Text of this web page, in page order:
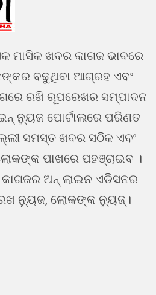
ମାସିକ ଖବର କାଗଜ ଭାବରେ
ବଢୁଥିବା ଆଗ୍ରହ ଏବଂ
ରଖି ରୂପରେଖର ସମ୍ପାଦନ
ନ୍ୟୁଜ ପୋର୍ଟାଲରେ ପରିଣତ
ସମସ୍ତ ଖବର ସଠିକ ଏବଂ
ପାଖରେ ପହଞ୍ଚାଇବ ।
ଅନ୍ ଲାଇନ ଏଡିସନର
ନ୍ୟୁଜ, ଲୋକଙ୍କ ନ୍ୟୁଜ୍।